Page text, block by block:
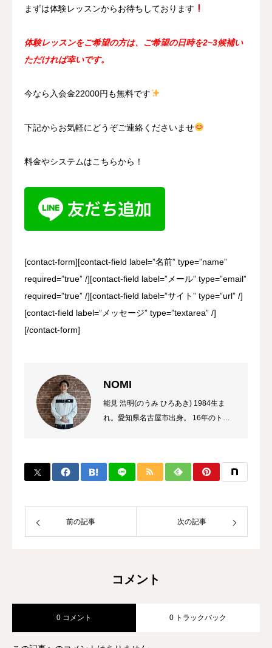
まずは体験レッスンからお待ちしております
体験レッスンをご希望の方は、ご希望の日時を2~3候補い
ただければ幸いです。
今なら入会金22000円も無料です
下記からお気軽にどうぞご連絡くださいませ
料金やシステムはこちらから！
[contact-form][contact-field label=”名前” type=”name”
required=”true” /][contact-field label=”メール” type=”email”
required=”true” /][contact-field label=”サイト” type=”url” /]
[contact-field label=”メッセージ” type=”textarea” /]
[/contact-form]
NOMI
能見 浩明(のうみ ひろあき) 1984生ま
れ。愛知県名古屋市出身。 16年のトレ
のプロ選手の試合経験などから初心者か
ら選手まで、高い指導力に定評があり、
キックボクシング界初のコンサルタント
として、ジム運営やトレーナー育成にも
前の記事 次の記事
コメント
0 コメント 0 トラックバック